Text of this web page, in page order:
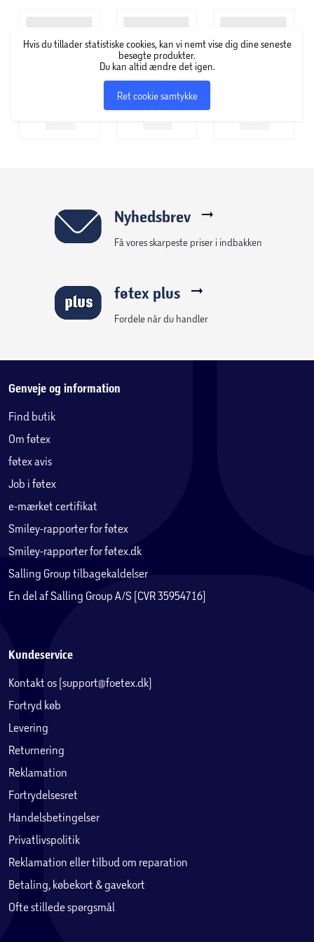
hårmaske, balsam, hårolie samt en stylingsserum. Serien
kommer hele vejen rundt i hårplejen, så dit hår både bliver
renset, fugtet, styrket, plejet, beskyttet og stylet igennem
Hvis du tillader statistiske cookies, kan vi nemt vise dig dine seneste
besøgte produkter.
Du kan altid ændre det igen.
Ret cookie samtykke
Nyhedsbrev
Få vores skarpeste priser i indbakken
føtex plus
Fordele når du handler
Genveje og information
Find butik
Om føtex
føtex avis
Job i føtex
e-mærket certifikat
Smiley-rapporter for føtex
Smiley-rapporter for føtex.dk
Salling Group tilbagekaldelser
En del af Salling Group A/S (CVR 35954716)
Kundeservice
Kontakt os (support@foetex.dk)
Fortryd køb
Levering
Returnering
Reklamation
Fortrydelsesret
Handelsbetingelser
Privatlivspolitik
Reklamation eller tilbud om reparation
Betaling, købekort & gavekort
Ofte stillede spørgsmål